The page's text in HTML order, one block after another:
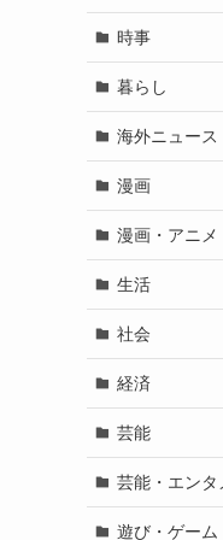
時事
暮らし
海外ニュース
漫画
漫画・アニメ
生活
社会
経済
芸能
芸能・エンタ
遊び・ゲーム